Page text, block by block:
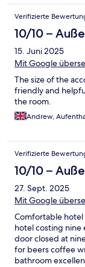
Verifizierte
10/10 –
15. Juni 2025
Mit Google
The size of the
friendly and
the room.
Andrew,
Verifizierte
10/10 –
27. Sept. 2025
Mit Google
Comfortable hotel
hotel costing nine
door closed at
for beers coffee
bathroom